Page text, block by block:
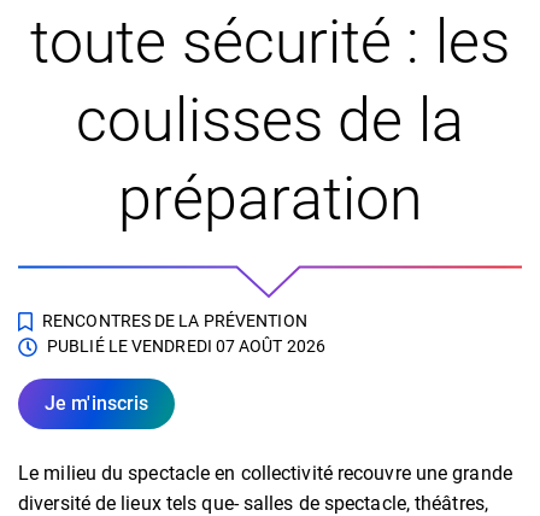
toute sécurité : les
coulisses de la
préparation
RENCONTRES DE LA PRÉVENTION
PUBLIÉ LEVENDREDI 07 AOÛT 2026
Je m'inscris
Le milieu du spectacle en collectivité recouvre une grande
diversité de lieux tels que- salles de spectacle, théâtres,